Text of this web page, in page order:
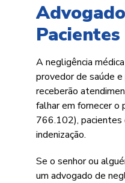
A negligência
provedor de saúde
receberão
falhar em fornecer o
766.102), pacientes
indenização.
Se o senhor ou
um advogado de